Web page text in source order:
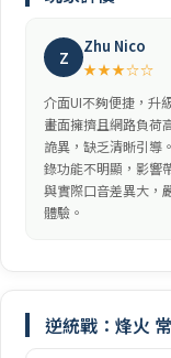
Z Zhu Nico
★★★☆☆
介面UI不夠便捷，升
畫面擁擠且網路負荷
詭異，缺乏清晰引導
錄功能不明顯，影響
與實際口音差異大，
體驗。
逆統戰：烽火